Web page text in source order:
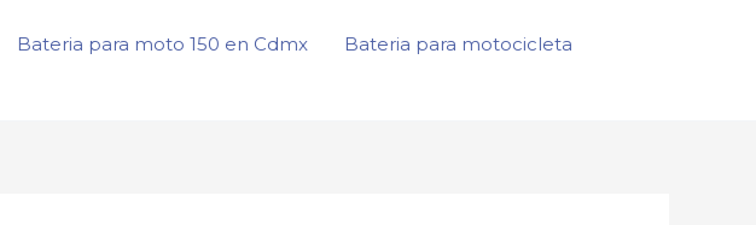
Bateria para moto 150 en Cdmx
Bateria para motocicleta